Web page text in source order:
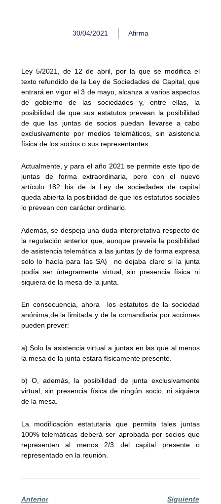
30/04/2021 Afirma
Ley 5/2021, de 12 de abril, por la que se modifica el
texto refundido de la Ley de Sociedades de Capital, que
entrará en vigor el 3 de mayo, alcanza a varios aspectos
de gobierno de las sociedades y, entre ellas, la
posibilidad de que sus estatutos prevean la posibilidad
de que las juntas de socios puedan llevarse a cabo
exclusivamente por medios telemáticos, sin asistencia
física de los socios o sus representantes.
Actualmente, y para el año 2021 se permite este tipo de
juntas de forma extraordinaria, pero con el nuevo
artículo 182 bis de la Ley de sociedades de capital
queda abierta la posibilidad de que los estatutos sociales
lo prevean con carácter ordinario.
Además, se despeja una duda interpretativa respecto de
la regulación anterior que, aunque preveía la posibilidad
de asistencia telemática a las juntas (y de forma expresa
solo lo hacía para las SA) no dejaba claro si la junta
podía ser íntegramente virtual, sin presencia física ni
siquiera de la mesa de la junta.
En consecuencia, ahora los estatutos de la sociedad
anónima,de la limitada y de la comandiaria por acciones
pueden prever:
a) Solo la asistencia virtual a juntas en las que al menos
la mesa de la junta estará físicamente presente.
b) O, además, la posibilidad de junta exclusivamente
virtual, sin presencia física de ningún socio, ni siquiera
de la mesa.
La modificación estatutaria que permita tales juntas
100% telemáticas deberá ser aprobada por socios que
representen al menos 2/3 del capital presente o
representado en la reunión.
Anterior Siguiente